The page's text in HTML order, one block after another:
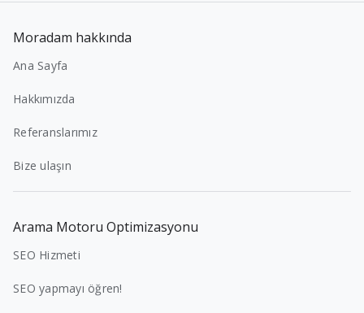
Moradam hakkında
Ana Sayfa
Hakkımızda
Referanslarımız
Bize ulaşın
Arama Motoru Optimizasyonu
SEO Hizmeti
SEO yapmayı öğren!